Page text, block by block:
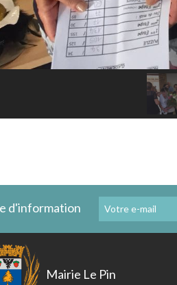
d'information
Mairie Le Pin